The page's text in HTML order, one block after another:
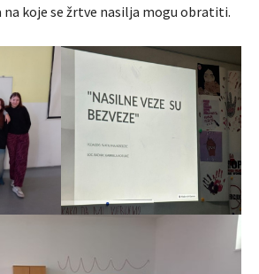
koje se žrtve nasilja mogu obratiti.